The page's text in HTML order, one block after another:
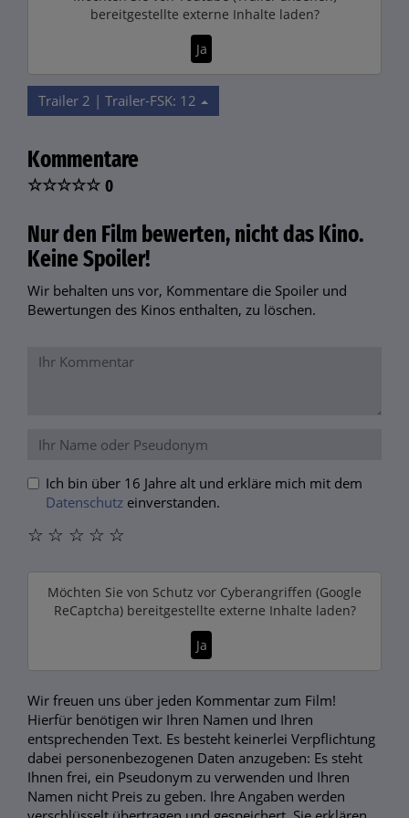
bereitgestellte externe Inhalte laden?
Ja
Trailer 2 | Trailer-FSK: 12
Kommentare
☆☆☆☆☆ 0
Nur den Film bewerten, nicht das Kino.
Keine Spoiler!
Wir behalten uns vor, Kommentare die Spoiler und
Bewertungen des Kinos enthalten, zu löschen.
Ich bin über 16 Jahre alt und erkläre mich mit dem
Datenschutz einverstanden.
☆
☆
☆
☆
☆
Möchten Sie von Schutz vor Cyberangriffen (Google
ReCaptcha)bereitgestellte externe Inhalte laden?
Ja
Wir freuen uns über jeden Kommentar zum Film!
Hierfür benötigen wir Ihren Namen und Ihren
entsprechenden Text. Es besteht keinerlei Verpflichtung
dabei personenbezogenen Daten anzugeben: Es steht
Ihnen frei, ein Pseudonym zu verwenden und Ihren
Namen nicht Preis zu geben. Ihre Angaben werden